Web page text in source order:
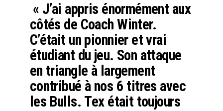
« J’ai appris énormément aux
côtés de Coach Winter.
C’était un pionnier et vrai
étudiant du jeu. Son attaque
en triangle à largement
contribué à nos 6 titres avec
les Bulls. Tex était toujours